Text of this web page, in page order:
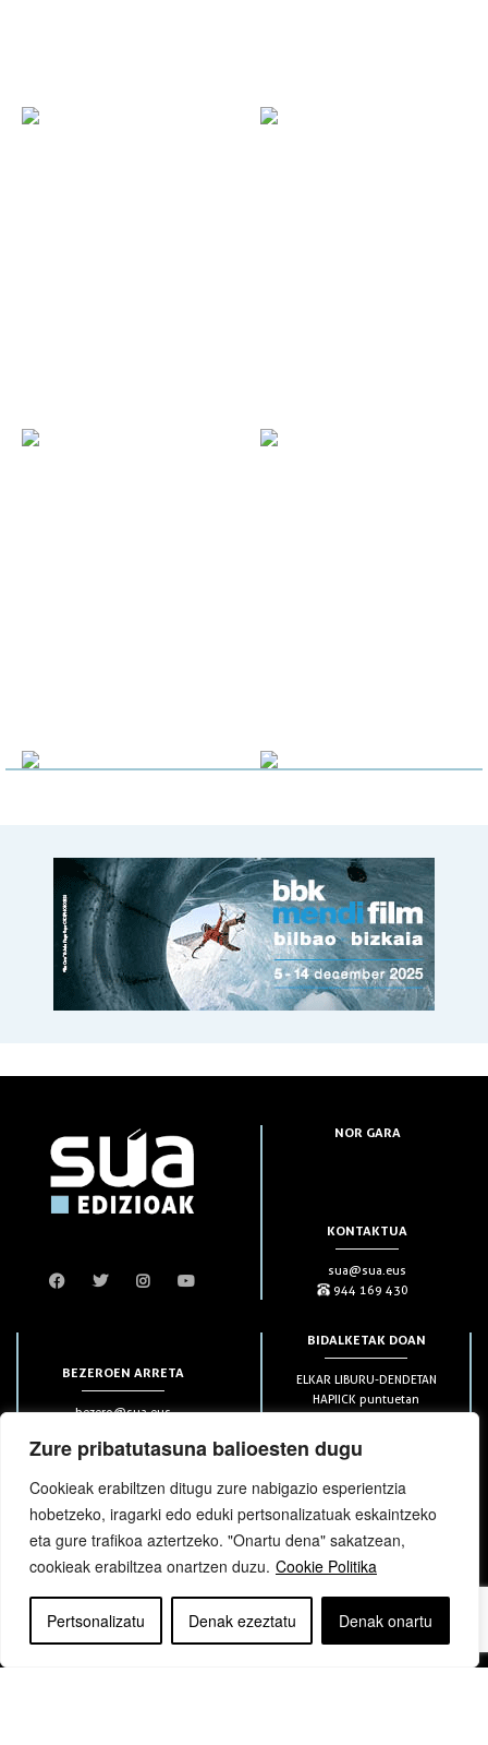
Zure pribatutasuna balioesten dugu
Cookieak erabiltzen ditugu zure nabigazio esperientzia
hobetzeko, iragarki edo eduki pertsonalizatuak eskaintzeko
eta gure trafikoa aztertzeko. "Onartu dena" sakatzean,
cookieak erabiltzea onartzen duzu. Cookie Politika
Pertsonalizatu Denak ezeztatu Denak onartu
NOR GARA
KONTAKTUA
sua@sua.eus
944 169 430
BEZEROEN ARRETA
bezero@sua.eus
HARPIDETZAK
BIDALKETAK DOAN
ELKAR LIBURU-DENDETAN
HAPIICK puntuetan
(soilik penintsulan)